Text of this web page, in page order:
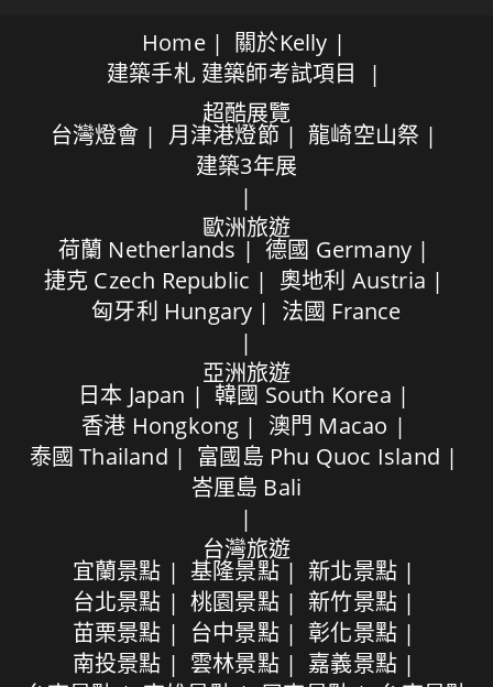
Home
關於Kelly
建築手札 建築師考試項目
超酷展覽
台灣燈會 月津港燈節
龍崎空山祭
建築3年展
歐洲旅遊
荷蘭 Netherlands
德國 Germany
捷克 Czech Republic
奧地利 Austria
匈牙利 Hungary
法國 France
亞洲旅遊
日本 Japan
韓國 South Korea
香港 Hongkong
澳門 Macao
泰國 Thailand
富國島 Phu Quoc Island
峇厘島 Bali
台灣旅遊
宜蘭景點 基隆景點
新北景點
台北景點
桃園景點
新竹景點
苗栗景點
台中景點
彰化景點
南投景點
雲林景點
嘉義景點